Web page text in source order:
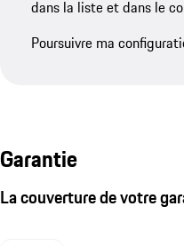
dans la liste et dans le
Poursuivre ma
Garantie
La couverture de votre